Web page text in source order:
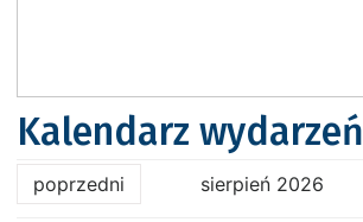
Kalendarz wydarzeń
poprzedni sierpień 2026